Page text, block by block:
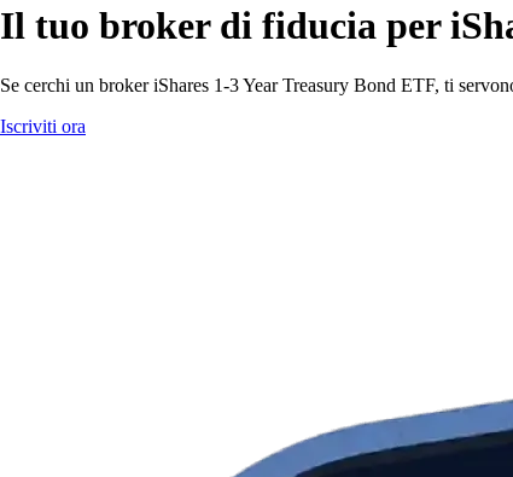
Il tuo broker di fiducia per
Se cerchi un broker iShares 1-3 Year Treasury Bond ETF, ti
Iscriviti ora